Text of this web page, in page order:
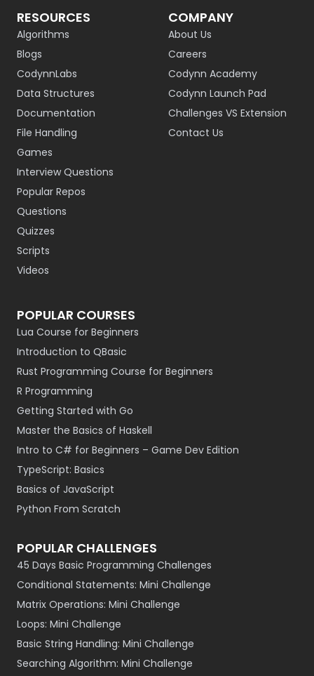
RESOURCES
Algorithms
Blogs
CodynnLabs
Data Structures
Documentation
File Handling
Games
Interview Questions
Popular Repos
Questions
Quizzes
Scripts
Videos
COMPANY
About Us
Careers
Codynn Academy
Codynn Launch Pad
Challenges VS Extension
Contact Us
POPULAR COURSES
Lua Course for Beginners
Introduction to QBasic
Rust Programming Course for Beginners
R Programming
Getting Started with Go
Master the Basics of Haskell
Intro to C# for Beginners – Game Dev Edition
TypeScript: Basics
Basics of JavaScript
Python From Scratch
POPULAR CHALLENGES
45 Days Basic Programming Challenges
Conditional Statements: Mini Challenge
Matrix Operations: Mini Challenge
Loops: Mini Challenge
Basic String Handling: Mini Challenge
Searching Algorithm: Mini Challenge